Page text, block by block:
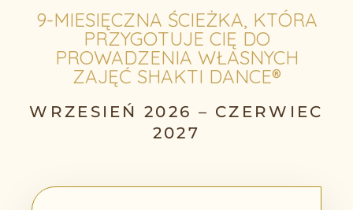
9-MIESIĘCZNA ŚCIEŻKA, KTÓRA
PRZYGOTUJE CIĘ DO
PROWADZENIA WŁASNYCH
ZAJĘĆ SHAKTI DANCE®
WRZESIEŃ 2026 – CZERWIEC
2027